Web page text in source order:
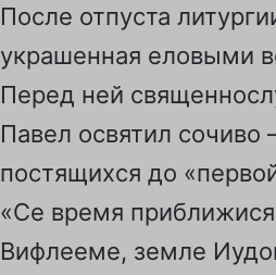
После отпуста
украшенная еловыми
Перед ней
Павел освятил
постящихся до
«Се время приближися
Вифлееме, земле